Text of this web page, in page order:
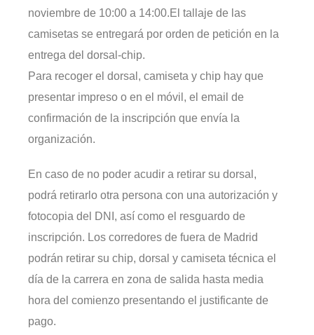
noviembre de 10:00 a 14:00.El tallaje de las
camisetas se entregará por orden de petición en la
entrega del dorsal-chip.
Para recoger el dorsal, camiseta y chip hay que
presentar impreso o en el móvil, el email de
confirmación de la inscripción que envía la
organización.
En caso de no poder acudir a retirar su dorsal,
podrá retirarlo otra persona con una autorización y
fotocopia del DNI, así como el resguardo de
inscripción. Los corredores de fuera de Madrid
podrán retirar su chip, dorsal y camiseta técnica el
día de la carrera en zona de salida hasta media
hora del comienzo presentando el justificante de
pago.